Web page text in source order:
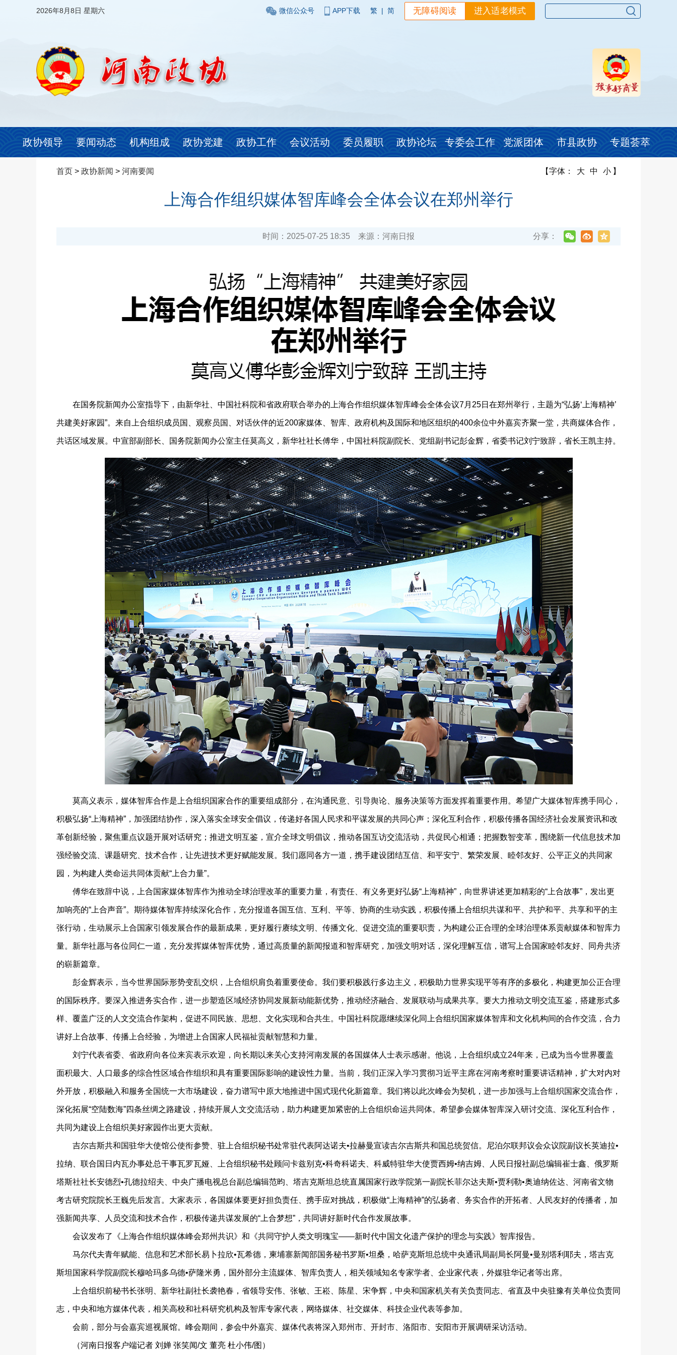
2026年8月8日 星期六 微信公众号 APP下载 繁 | 简 进入适老模式
无障碍阅读
政协领导 要闻动态 机构组成 政协党建 政协工作 会议活动 委员履职 政协论坛 专委会工作 党派团体 市县政协 专题荟萃
首页 > 政协新闻 > 河南要闻 【字体： 大 中 小 】
上海合作组织媒体智库峰会全体会议在郑州举行
时间： 2025-07-25 18:35 来源： 河南日报 分享：
在国务院新闻办公室指导下，由新华社、中国社科院和省政府联合举办的上海合作组织媒体智库峰会全体会议7月25日在郑州举行，主题为“弘扬‘上海精神’
共建美好家园”。来自上合组织成员国、观察员国、对话伙伴的近200家媒体、智库、政府机构及国际和地区组织的400余位中外嘉宾齐聚一堂，共商媒体合作，
共话区域发展。中宣部副部长、国务院新闻办公室主任莫高义，新华社社长傅华，中国社科院副院长、党组副书记彭金辉，省委书记刘宁致辞，省长王凯主持。
莫高义表示，媒体智库合作是上合组织国家合作的重要组成部分，在沟通民意、引导舆论、服务决策等方面发挥着重要作用。希望广大媒体智库携手同心，
积极弘扬“上海精神”，加强团结协作，深入落实全球安全倡议，传递好各国人民求和平谋发展的共同心声；深化互利合作，积极传播各国经济社会发展资讯和改
革创新经验，聚焦重点议题开展对话研究；推进文明互鉴，宣介全球文明倡议，推动各国互访交流活动，共促民心相通；把握数智变革，围绕新一代信息技术加
强经验交流、课题研究、技术合作，让先进技术更好赋能发展。我们愿同各方一道，携手建设团结互信、和平安宁、繁荣发展、睦邻友好、公平正义的共同家
园，为构建人类命运共同体贡献“上合力量”。
傅华在致辞中说，上合国家媒体智库作为推动全球治理改革的重要力量，有责任、有义务更好弘扬“上海精神”，向世界讲述更加精彩的“上合故事”，发出更
加响亮的“上合声音”。期待媒体智库持续深化合作，充分报道各国互信、互利、平等、协商的生动实践，积极传播上合组织共谋和平、共护和平、共享和平的主
张行动，生动展示上合国家引领发展合作的最新成果，更好履行赓续文明、传播文化、促进交流的重要职责，为构建公正合理的全球治理体系贡献媒体和智库力
量。新华社愿与各位同仁一道，充分发挥媒体智库优势，通过高质量的新闻报道和智库研究，加强文明对话，深化理解互信，谱写上合国家睦邻友好、同舟共济
的崭新篇章。
彭金辉表示，当今世界国际形势变乱交织，上合组织肩负着重要使命。我们要积极践行多边主义，积极助力世界实现平等有序的多极化，构建更加公正合理
的国际秩序。要深入推进务实合作，进一步塑造区域经济协同发展新动能新优势，推动经济融合、发展联动与成果共享。要大力推动文明交流互鉴，搭建形式多
样、覆盖广泛的人文交流合作架构，促进不同民族、思想、文化实现和合共生。中国社科院愿继续深化同上合组织国家媒体智库和文化机构间的合作交流，合力
讲好上合故事、传播上合经验，为增进上合国家人民福祉贡献智慧和力量。
刘宁代表省委、省政府向各位来宾表示欢迎，向长期以来关心支持河南发展的各国媒体人士表示感谢。他说，上合组织成立24年来，已成为当今世界覆盖
面积最大、人口最多的综合性区域合作组织和具有重要国际影响的建设性力量。当前，我们正深入学习贯彻习近平主席在河南考察时重要讲话精神，扩大对内对
外开放，积极融入和服务全国统一大市场建设，奋力谱写中原大地推进中国式现代化新篇章。我们将以此次峰会为契机，进一步加强与上合组织国家交流合作，
深化拓展“空陆数海”四条丝绸之路建设，持续开展人文交流活动，助力构建更加紧密的上合组织命运共同体。希望参会媒体智库深入研讨交流、深化互利合作，
共同为建设上合组织美好家园作出更大贡献。
吉尔吉斯共和国驻华大使馆公使衔参赞、驻上合组织秘书处常驻代表阿达诺夫•拉赫曼宣读吉尔吉斯共和国总统贺信。尼泊尔联邦议会众议院副议长英迪拉•
拉纳、联合国日内瓦办事处总干事瓦罗瓦娅、上合组织秘书处顾问卡兹别克•科奇科诺夫、科威特驻华大使贾西姆•纳吉姆、人民日报社副总编辑崔士鑫、俄罗斯
塔斯社社长安德烈•孔德拉绍夫、中央广播电视总台副总编辑范昀、塔吉克斯坦总统直属国家行政学院第一副院长菲尔达夫斯•贾利勒•奥迪纳佐达、河南省文物
考古研究院院长王巍先后发言。大家表示，各国媒体要更好担负责任、携手应对挑战，积极做“上海精神”的弘扬者、务实合作的开拓者、人民友好的传播者，加
强新闻共享、人员交流和技术合作，积极传递共谋发展的“上合梦想”，共同讲好新时代合作发展故事。
会议发布了《上海合作组织媒体峰会郑州共识》和《共同守护人类文明瑰宝——新时代中国文化遗产保护的理念与实践》智库报告。
马尔代夫青年赋能、信息和艺术部长易卜拉欣•瓦希德，柬埔寨新闻部国务秘书罗斯•坦桑，哈萨克斯坦总统中央通讯局副局长阿曼•曼别塔利耶夫，塔吉克
斯坦国家科学院副院长穆哈玛多乌德•萨隆米勇，国外部分主流媒体、智库负责人，相关领域知名专家学者、企业家代表，外媒驻华记者等出席。
上合组织前秘书长张明、新华社副社长袭艳春，省领导安伟、张敏、王崧、陈星、宋争辉，中央和国家机关有关负责同志、省直及中央驻豫有关单位负责同
志，中央和地方媒体代表，相关高校和社科研究机构及智库专家代表，网络媒体、社交媒体、科技企业代表等参加。
会前，部分与会嘉宾巡视展馆。峰会期间，参会中外嘉宾、媒体代表将深入郑州市、开封市、洛阳市、安阳市开展调研采访活动。
（河南日报客户端记者 刘婵 张笑闻/文 董亮 杜小伟/图）